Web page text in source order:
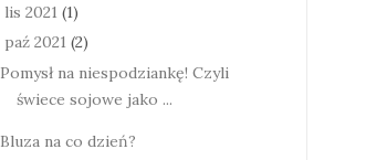
lis 2021 (1)
paź 2021 (2)
Pomysł na niespodziankę! Czyli
świece sojowe jako ...
Bluza na co dzień?